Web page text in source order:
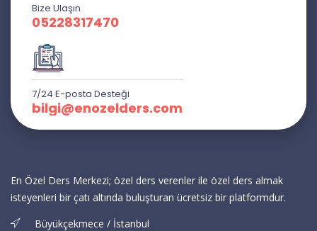
Bize Ulaşın
05228317470
7/24 E-posta Desteği
bilgi@enozelders.com
En Özel Ders Merkezi; özel ders verenler ile özel ders almak
isteyenleri bir çatı altında buluşturan ücretsiz bir platformdur.
Büyükçekmece / İstanbul